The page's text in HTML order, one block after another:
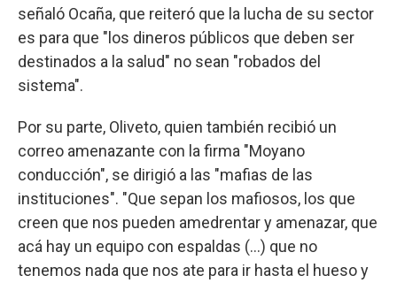
señaló Ocaña, que reiteró que la lucha de su sector
es para que "los dineros públicos que deben ser
destinados a la salud" no sean "robados del
sistema".
Por su parte, Oliveto, quien también recibió un
correo amenazante con la firma "Moyano
conducción", se dirigió a las "mafias de las
instituciones". "Que sepan los mafiosos, los que
creen que nos pueden amedrentar y amenazar, que
acá hay un equipo con espaldas (...) que no
tenemos nada que nos ate para ir hasta el hueso y